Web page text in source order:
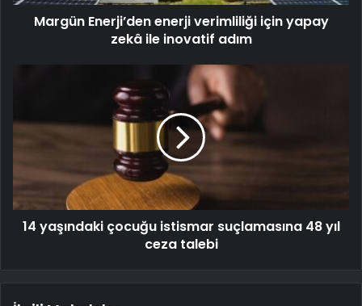
Margün Enerji’den enerji verimliliği için yapay
zekâ ile inovatif adım
14 yaşındaki çocuğu istismar suçlamasına 48 yıl
ceza talebi